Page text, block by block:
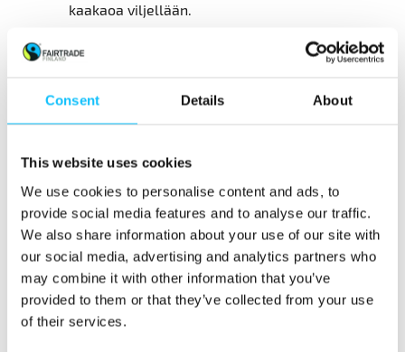
Consent Details About
This website uses cookies
We use cookies to personalise content and ads, to
provide social media features and to analyse our traffic.
We also share information about your use of our site with
our social media, advertising and analytics partners who
may combine it with other information that you’ve
provided to them or that they’ve collected from your use
of their services.
kaakaoa viljellään.
viljelijöitä, älkää valitko tätä
maailmanlaajuisen kriisin hetkeä
kaakaoteollisuuden
eriarvoisuuksien lisäämiseksi.
Michael Gidney, Fairtrade International